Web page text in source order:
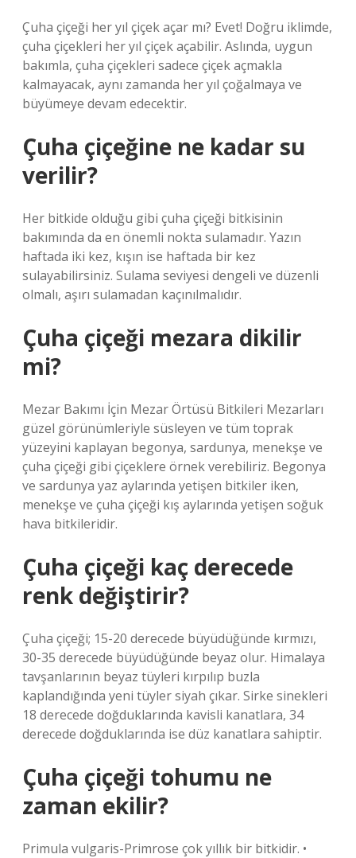
Çuha çiçeği her yıl çiçek açar mı? Evet! Doğru iklimde,
çuha çiçekleri her yıl çiçek açabilir. Aslında, uygun
bakımla, çuha çiçekleri sadece çiçek açmakla
kalmayacak, aynı zamanda her yıl çoğalmaya ve
büyümeye devam edecektir.
Çuha çiçeğine ne kadar su
verilir?
Her bitkide olduğu gibi çuha çiçeği bitkisinin
bakımında da en önemli nokta sulamadır. Yazın
haftada iki kez, kışın ise haftada bir kez
sulayabilirsiniz. Sulama seviyesi dengeli ve düzenli
olmalı, aşırı sulamadan kaçınılmalıdır.
Çuha çiçeği mezara dikilir
mi?
Mezar Bakımı İçin Mezar Örtüsü Bitkileri Mezarları
güzel görünümleriyle süsleyen ve tüm toprak
yüzeyini kaplayan begonya, sardunya, menekşe ve
çuha çiçeği gibi çiçeklere örnek verebiliriz. Begonya
ve sardunya yaz aylarında yetişen bitkiler iken,
menekşe ve çuha çiçeği kış aylarında yetişen soğuk
hava bitkileridir.
Çuha çiçeği kaç derecede
renk değiştirir?
Çuha çiçeği; 15-20 derecede büyüdüğünde kırmızı,
30-35 derecede büyüdüğünde beyaz olur. Himalaya
tavşanlarının beyaz tüyleri kırpılıp buzla
kaplandığında yeni tüyler siyah çıkar. Sirke sinekleri
18 derecede doğduklarında kavisli kanatlara, 34
derecede doğduklarında ise düz kanatlara sahiptir.
Çuha çiçeği tohumu ne
zaman ekilir?
Primula vulgaris-Primrose çok yıllık bir bitkidir. •